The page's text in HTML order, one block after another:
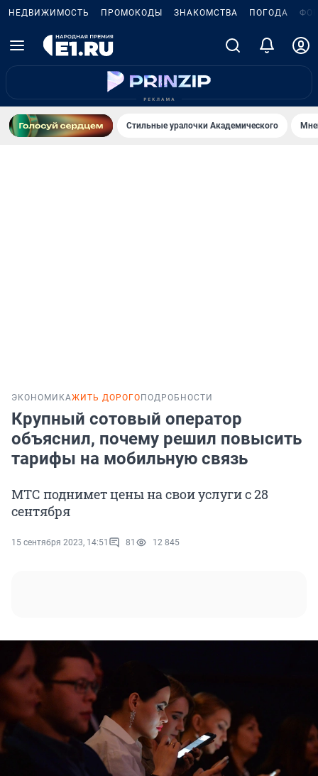
НЕДВИЖИМОСТЬ ПРОМОКОДЫ ЗНАКОМСТВА ПОГОДА
Стильные уралочки Академического
ЭКОНОМИКАЖИТЬ ДОРОГО ПОДРОБНОСТИ
Крупный сотовый оператор
объяснил, почему решил повысить
тарифы на мобильную связь
МТС поднимет цены на свои услуги с 28
сентября
15 сентября 2023, 14:51 81 12 845